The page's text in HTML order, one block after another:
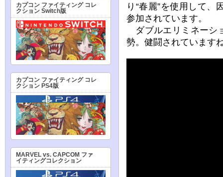
り“春麗”を使用して
参加されています。
ダブルエリミネーシ
勢。健闘されています
カプコン ファイティング コレ
クション Switch版
カプコン ファイティング コレ
クション PS4版
MARVEL vs. CAPCOM ファ
イティングコレクション